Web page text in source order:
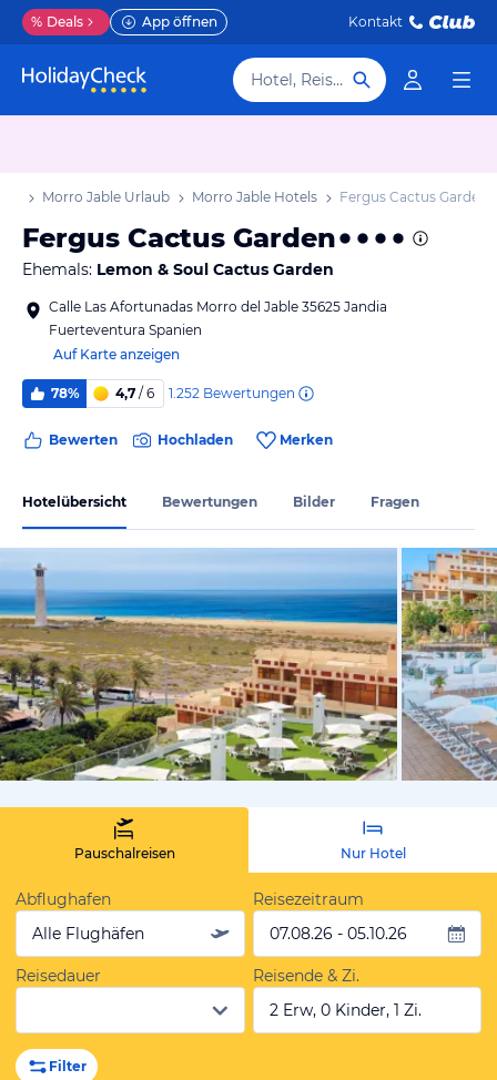
% Deals App öffnen Kontakt
Hotel, Reiseziel
Morro Jable Urlaub Morro Jable Hotels Fergus Cactus Garden
Fergus Cactus Garden
Ehemals: Lemon & Soul Cactus Garden
Calle Las Afortunadas Morro del Jable 35625 Jandia
Fuerteventura Spanien
Auf Karte anzeigen
78% 4,7 / 6 1.252 Bewertungen
Bewerten Hochladen Merken
Hotelübersicht Bewertungen Bilder Fragen
vom
Pauschalreisen Nur Hotel
Abflughafen
Alle Flughäfen
Reisezeitraum
07.08.26 - 05.10.26
Reisedauer
Reisende & Zi.
2 Erw, 0 Kinder, 1 Zi.
Filter